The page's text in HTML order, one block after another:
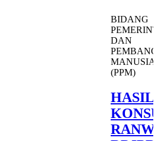
BIDANG
DAN
MANUSIA
(PPM)
HASIL